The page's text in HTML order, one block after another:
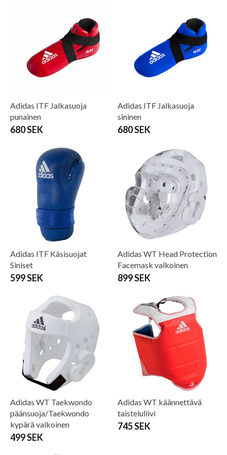
Adidas ITF Jalkasuoja
punainen
680 SEK
Adidas ITF Jalkasuoja
sininen
680 SEK
Adidas ITF Käsisuojat
Siniset
599 SEK
Adidas WT Head Protection
Facemask valkoinen
899 SEK
Adidas WT Taekwondo
päänsuoja/Taekwondo
kypärä valkoinen
499 SEK
Adidas WT käännettävä
taisteluliivi
745 SEK